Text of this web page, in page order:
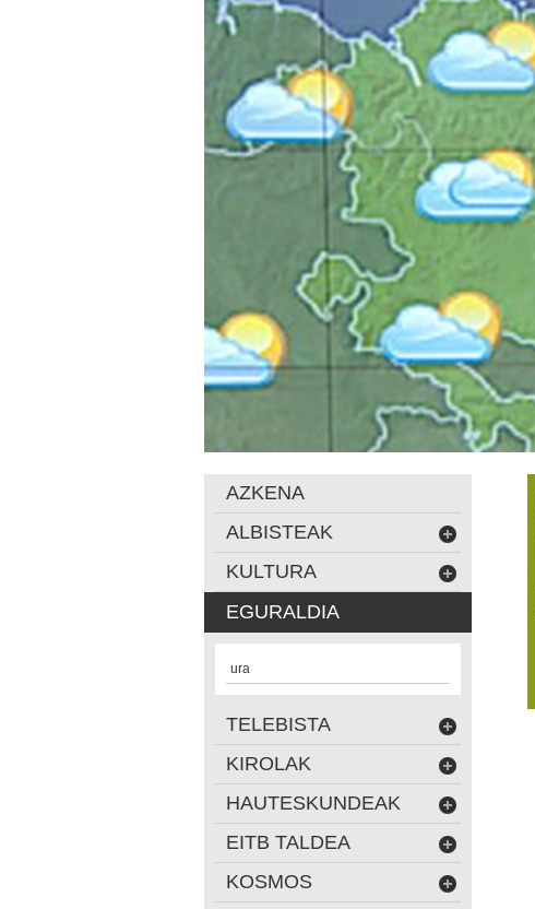
AZKENA
ALBISTEAK
KULTURA
EGURALDIA
ura
TELEBISTA
KIROLAK
HAUTESKUNDEAK
EITB TALDEA
KOSMOS